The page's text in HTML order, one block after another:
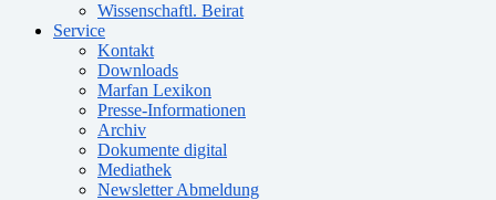
Wissenschaftl. Beirat
Service
Kontakt
Downloads
Marfan Lexikon
Presse-Informationen
Archiv
Dokumente digital
Mediathek
Newsletter Abmeldung